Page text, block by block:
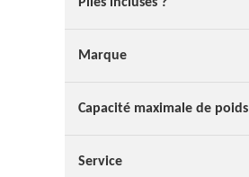
Marque
Capacité maximale de poids
Service